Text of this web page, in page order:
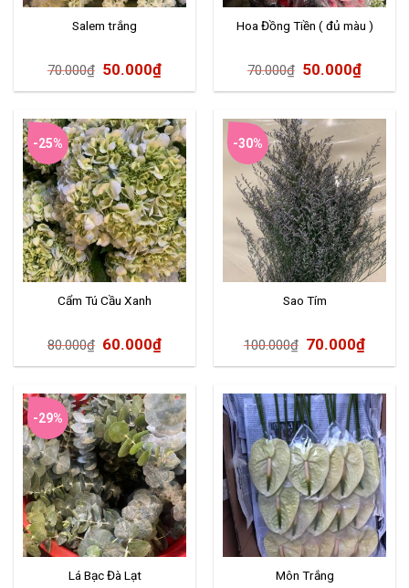
Salem trắng
70.000₫ 50.000₫
Hoa Đồng Tiền ( đủ màu )
70.000₫ 50.000₫
-25%
Cẩm Tú Cầu Xanh
80.000₫ 60.000₫
-30%
Sao Tím
100.000₫ 70.000₫
-29%
Lá Bạc Đà Lạt Môn Trắng